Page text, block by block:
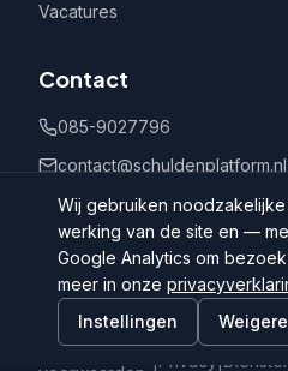
Vacatures
Contact
085-9027796
contact@schuldenplatform.nl
Postbus 802, 7400 AV
©
Algemene
|Privacy |
Wij gebruiken
werking van de site en —
Google Analytics om
meer in onze
Instellingen